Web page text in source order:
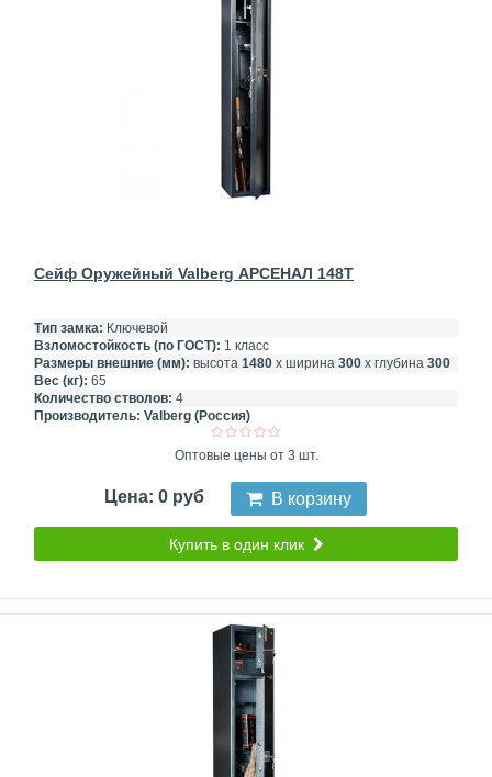
Сейф Оружейный Valberg АРСЕНАЛ 148Т
Тип замка: Ключевой
Взломостойкость (по ГОСТ): 1 класс
Размеры внешние (мм): высота 1480 х ширина 300 х глубина 300
Вес (кг): 65
Количество стволов: 4
Производитель: Valberg (Россия)
Оптовые цены от 3 шт.
Цена: 0 руб В корзину
Купить в один клик